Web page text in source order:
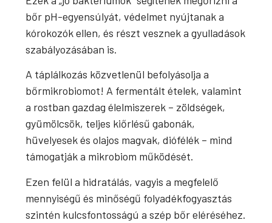
bőr pH-egyensúlyát, védelmet nyújtanak a
kórokozók ellen, és részt vesznek a gyulladások
szabályozásában is.
A táplálkozás közvetlenül befolyásolja a
bőrmikrobiomot! A fermentált ételek, valamint
a rostban gazdag élelmiszerek – zöldségek,
gyümölcsök, teljes kiőrlésű gabonák,
hüvelyesek és olajos magvak, diófélék – mind
támogatják a mikrobiom működését.
Ezen felül a hidratálás, vagyis a megfelelő
mennyiségű és minőségű folyadékfogyasztás
szintén kulcsfontosságú a szép bőr eléréséhez.